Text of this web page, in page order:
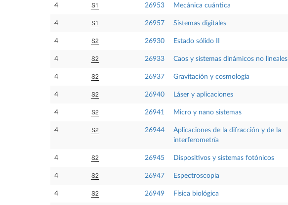
4 S1 26953 Mecánica cuántica
4 S1 26957 Sistemas digitales
4 S2 26930 Estado sólido II
4 S2 26933 Caos y sistemas dinámicos no lineales
4 S2 26937 Gravitación y cosmología
4 S2 26940 Láser y aplicaciones
4 S2 26941 Micro y nano sistemas
4 S2 26944
Aplicaciones de la difracción y de la
interferometría
4 S2 26945 Dispositivos y sistemas fotónicos
4 S2 26947 Espectroscopia
4 S2 26949 Física biológica